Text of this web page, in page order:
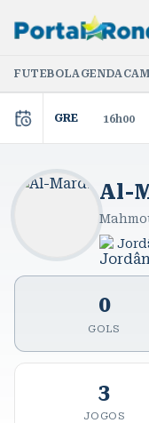
FUTEBOLAGENDA
GRE 16h00
Al-
0
GOLS
3
JOGOS